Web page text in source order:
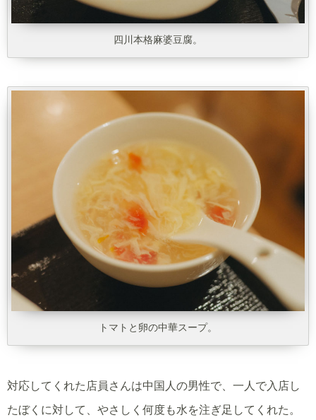
四川本格麻婆豆腐。
トマトと卵の中華スープ。
対応してくれた店員さんは中国人の男性で、一人で入店し
たぼくに対して、やさしく何度も水を注ぎ足してくれた。